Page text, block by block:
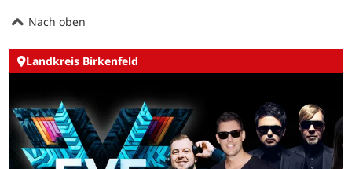
Nach oben
Landkreis Birkenfeld